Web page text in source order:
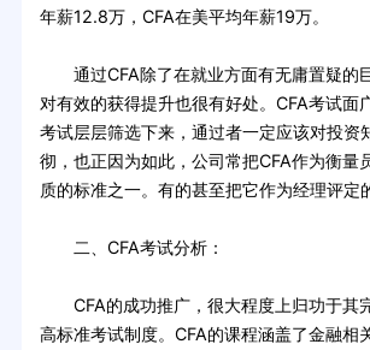
年薪12.8万，CFA在美平均年薪19万。
通过CFA除了在就业方面有无庸置疑的
对有效的获得提升也很有好处。CFA考试面
考试层层筛选下来，通过者一定应该对投资
彻，也正因为如此，公司常把CFA作为衡量
质的标准之一。有的甚至把它作为经理评定
二、CFA考试分析：
CFA的成功推广，很大程度上归功于其
高标准考试制度。CFA的课程涵盖了金融相